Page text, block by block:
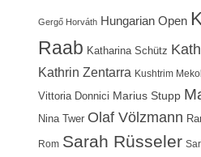
Gergő Horváth Hungarian Open
Raab Katharina Schütz
Kathrin Zentarra Kushtrim
Vittoria Donnici Marius Stupp
Nina Twer Olaf Völzmann
Rom Sarah Rüsseler